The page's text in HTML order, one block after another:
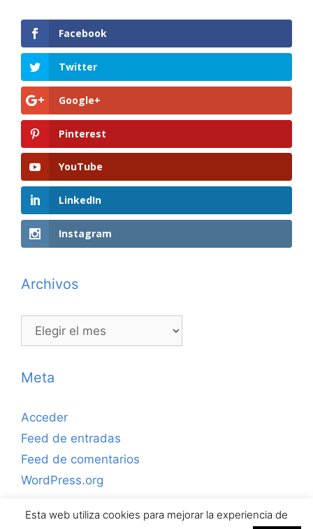
Facebook
Twitter
Google+
Pinterest
YouTube
LinkedIn
Instagram
Archivos
Archivos
Meta
Acceder
Feed de entradas
Feed de comentarios
WordPress.org
Esta web utiliza cookies para mejorar la experiencia de